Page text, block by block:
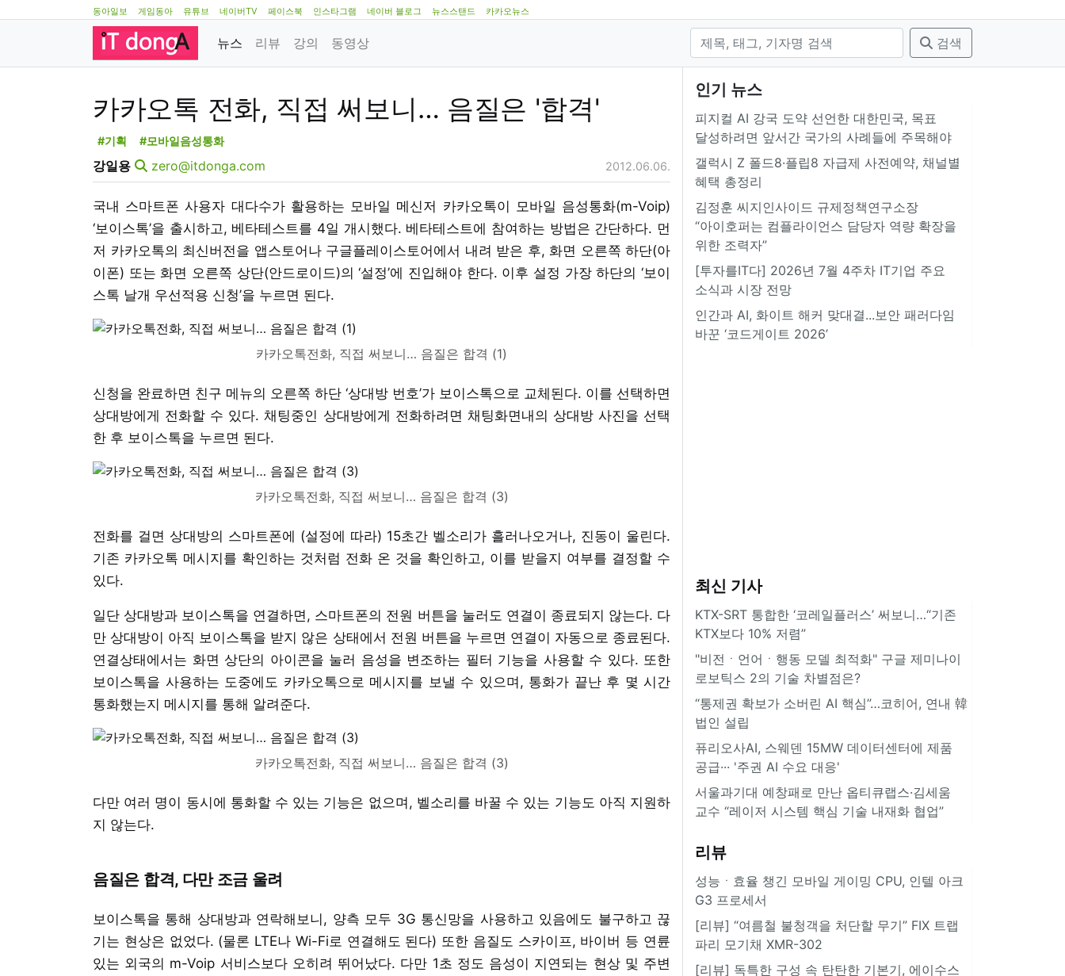
동아일보 게임동아 유튜브 네이버TV 페이스북 인스타그램 네이버 블로그 뉴스스탠드 카카오뉴스
뉴스 리뷰 강의 동영상 검색
카카오톡 전화, 직접 써보니… 음질은 '합격'
#기획 #모바일음성통화
강일용 zero@itdonga.com 2012.06.06.
국내 스마트폰 사용자 대다수가 활용하는 모바일 메신저 카카오톡이 모바일 음성통화(m-Voip)
‘보이스톡’을 출시하고, 베타테스트를 4일 개시했다. 베타테스트에 참여하는 방법은 간단하다. 먼
저 카카오톡의 최신버전을 앱스토어나 구글플레이스토어에서 내려 받은 후, 화면 오른쪽 하단(아
이폰) 또는 화면 오른쪽 상단(안드로이드)의 ‘설정’에 진입해야 한다. 이후 설정 가장 하단의 ‘보이
스톡 날개 우선적용 신청’을 누르면 된다.
카카오톡전화, 직접 써보니… 음질은 합격 (1)
신청을 완료하면 친구 메뉴의 오른쪽 하단 ‘상대방 번호’가 보이스톡으로 교체된다. 이를 선택하면
상대방에게 전화할 수 있다. 채팅중인 상대방에게 전화하려면 채팅화면내의 상대방 사진을 선택
한 후 보이스톡을 누르면 된다.
카카오톡전화, 직접 써보니… 음질은 합격 (3)
전화를 걸면 상대방의 스마트폰에 (설정에 따라) 15초간 벨소리가 흘러나오거나, 진동이 울린다.
기존 카카오톡 메시지를 확인하는 것처럼 전화 온 것을 확인하고, 이를 받을지 여부를 결정할 수
있다.
일단 상대방과 보이스톡을 연결하면, 스마트폰의 전원 버튼을 눌러도 연결이 종료되지 않는다. 다
만 상대방이 아직 보이스톡을 받지 않은 상태에서 전원 버튼을 누르면 연결이 자동으로 종료된다.
연결상태에서는 화면 상단의 아이콘을 눌러 음성을 변조하는 필터 기능을 사용할 수 있다. 또한
보이스톡을 사용하는 도중에도 카카오톡으로 메시지를 보낼 수 있으며, 통화가 끝난 후 몇 시간
통화했는지 메시지를 통해 알려준다.
카카오톡전화, 직접 써보니… 음질은 합격 (3)
다만 여러 명이 동시에 통화할 수 있는 기능은 없으며, 벨소리를 바꿀 수 있는 기능도 아직 지원하
지 않는다.
음질은 합격, 다만 조금 울려
보이스톡을 통해 상대방과 연락해보니, 양측 모두 3G 통신망을 사용하고 있음에도 불구하고 끊
기는 현상은 없었다. (물론 LTE나 Wi-Fi로 연결해도 된다) 또한 음질도 스카이프, 바이버 등 연륜
있는 외국의 m-Voip 서비스보다 오히려 뛰어났다. 다만 1초 정도 음성이 지연되는 현상 및 주변
인기 뉴스
피지컬 AI 강국 도약 선언한 대한민국, 목표
달성하려면 앞서간 국가의 사례들에 주목해야
갤럭시 Z 폴드8·플립8 자급제 사전예약, 채널별
혜택 총정리
김정훈 씨지인사이드 규제정책연구소장
“아이호퍼는 컴플라이언스 담당자 역량 확장을
위한 조력자”
[투자를IT다] 2026년 7월 4주차 IT기업 주요
소식과 시장 전망
인간과 AI, 화이트 해커 맞대결...보안 패러다임
바꾼 ‘코드게이트 2026’
최신 기사
KTX-SRT 통합한 ‘코레일플러스’ 써보니…“기존
KTX보다 10% 저렴”
"비전ㆍ언어ㆍ행동 모델 최적화" 구글 제미나이
로보틱스 2의 기술 차별점은?
“통제권 확보가 소버린 AI 핵심”…코히어, 연내 韓
법인 설립
퓨리오사AI, 스웨덴 15MW 데이터센터에 제품
공급··· '주권 AI 수요 대응'
서울과기대 예창패로 만난 옵티큐랩스·김세움
교수 “레이저 시스템 핵심 기술 내재화 협업”
리뷰
성능ㆍ효율 챙긴 모바일 게이밍 CPU, 인텔 아크
G3 프로세서
[리뷰] “여름철 불청객을 처단할 무기” FIX 트랩
파리 모기채 XMR-302
[리뷰] 독특한 구성 속 탄탄한 기본기, 에이수스